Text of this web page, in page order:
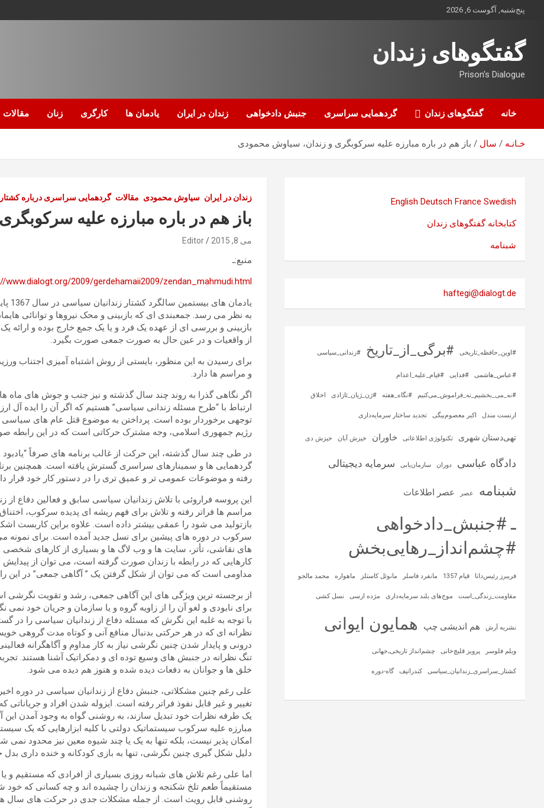
محتوا
پنج‌شنبه, آگوست 6, 2026
گفتگوهای زندان
Prison's Dialogue
خانه گفتگوهای زندان گردهمایی سراسری جنبش دادخواهی زندان در ایران یادمان ها کارگری زنان مقالات
خـانـه سال باز هم در باره مبارزه علیه سرکوبگری و زندان، سیاوش محمودی
زندان در ایران سیاوش محمودی مقالات گردهمایی سراسری درباره کشتار
باز هم در باره مبارزه علیه
می 8, 2015 Editor
منبع:ـ
www.dialogt.org/2009/gerdehamaii2009/zendan_mahmudi.html
به نظر می رسد. جمعبندی ای که بازبینی و محک نیروها و توانائی
بازبینی و بررسی ای از عهده یک فرد و یا یک جمع خارج بوده و ارائه
از واقعیات و در عین حال به صورت جمعی صورت بگیرد.
برای رسیدن به این منظور، بایستی از روش اشتباه آمیزی اجتناب
و مراسم ها دارد.
اگر نگاهی گذرا به روند چند سال گذشته و نیز جنب و جوش های ماه
ارتباط با “طرح مسئله زندانی سیاسی” هستیم که اگر آن را ایده آل
توجهی برخوردار بوده است. پرداختن به موضوع قتل عام های
رژیم جمهوری اسلامی، وجه مشترک حرکاتی است که در این رابطه
در طی چند سال گذشته، این حرکت از غالب برنامه های صرفاً
گردهمایی ها و سمینارهای سراسری گسترش یافته است. همچنین
رفته و موضوعات عمومی تر و عمیق تری را در دستور کار خود قرار
این پروسه فراروئی با تلاش زندانیان سیاسی سابق و فعالین دفاع از
مراسم ها فراتر رفته و تلاش برای فهم ریشه ای پدیده سرکوب،
بازتولید می شود را عمقی بیشتر داده است. علاوه براین کاربست
سرکوب در دوره های پیشین برای نسل جدید آمده است. برای نمونه
های نقاشی، تأتر، سایت ها و وب لاگ ها و بسیاری از کارهای شخصی و
کارهایی که در رابطه با زندان صورت گرفته است، می توان از پیدایش
مداومی است که می توان از شکل گرفتن یک ” آگاهی جمعی” در این
از برجسته ترین ویژگی های این آگاهی جمعی، رشد و تقویت نگرشی
برای نابودی و لغو آن را از زاویه گروه و یا سازمان و جریان خود
با توجه به غلبه این نگرش که مسئله دفاع از زندانیان سیاسی را در
نظرانه ای که در هر حرکتی بدنبال منافع آنی و کوتاه مدت گروهی
درونی و پایدار شدن چنین نگرشی نیاز به کار مداوم و آگاهگرانه
تنگ نظرانه در جنبش های وسیع توده ای و دمکراتیک آشنا هستند.
خلق ها و جوانان به دفعات دیده شده و هنوز هم دیده می شود.
علی رغم چنین مشکلاتی، جنبش دفاع از زندانیان سیاسی در دوره
تغییر و غیر قابل نفوذ فراتر رفته است. ایزوله شدن افراد و
یک طرفه نظرات خود تبدیل سازند، به روشنی گواه به وجود آمدن
مبارزه علیه سرکوب سیستماتیک دولتی با کلیه ابزارهایی که یک
امکان پذیر نیست، بلکه تنها به یک یا چند شیوه معین نیز محدود نمی
دلیل شکل گیری چنین نگرشی، تنها به بازی کودکانه و خنده داری
اما علی رغم تلاش های شبانه روزی بسیاری از افرادی که مستقیم و یا
مستقیماً طعم تلخ شکنجه و زندان را چشیده اند و چه کسانی که خود
روشنی قابل رویت است. از جمله مشکلات جدی در حرکت های سال
English Deutsch France Swedish
کتابخانه گفتگوهای زندان
شبنامه
haftegi@dialogt.de
#اوین_حافظه_تاریخی #برگی_از_تاریخ #زندانی_سیاسی
#عباس_هاشمی #فدایی #قیام_علیه_اعدام
#نه_می_بخشیم_نه_فراموش_می‌کنیم #نگاه_هفته #ژن_ژیان_ئازادی اخلاق
ارنست مندل اکبر معصوم‌بیگی تجدید ساختار سرمایه‌داری
تهی‌دستان شهری تکنولوژی اطلاعاتی خاوران خیزش آبان خیزش دی
دادگاه عباسی دوران سازمان‌یابی سرمایه‌ دیجیتالی
شبنامه عصر عصر اطلاعات
ـ #جنبش_دادخواهی
#چشم‌انداز_رهایی‌بخش
فریبرز رئیس‌دانا قیام 1357 مانفرد فاسلر مانوئل کاستلز ماهواره‌ محمد مالجو
مقاومت_زندگی_است موج‌های بلند سرمایه‌داری مژده ارسی نسل کشی
نشریه آرش هم اندیشی چپ همایون ایوانی
ویلم فلوسر پرویز قلیچ‌خانی چشم‌انداز تاریخی‌ـ‌جهانی
کشتار_سراسری_زندانیان_سیاسی کندراتیف گاه-دوره